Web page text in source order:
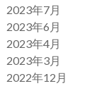
2023年7月
2023年6月
2023年4月
2023年3月
2022年12月